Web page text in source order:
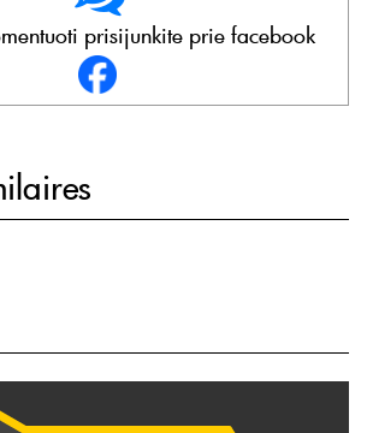
prisijunkite prie facebook